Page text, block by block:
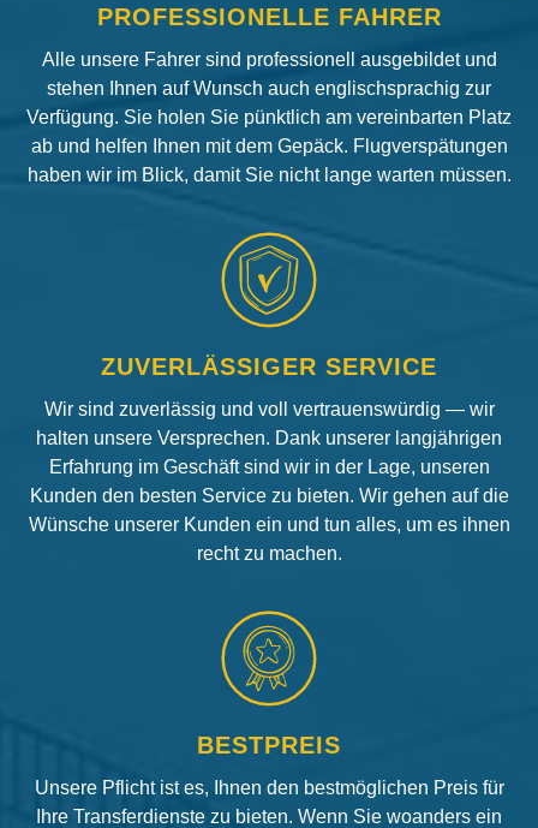
PROFESSIONELLE FAHRER
Alle unsere Fahrer sind professionell ausgebildet und
stehen Ihnen auf Wunsch auch englischsprachig zur
Verfügung. Sie holen Sie pünktlich am vereinbarten Platz
ab und helfen Ihnen mit dem Gepäck. Flugverspätungen
haben wir im Blick, damit Sie nicht lange warten müssen.
ZUVERLÄSSIGER SERVICE
Wir sind zuverlässig und voll vertrauenswürdig — wir
halten unsere Versprechen. Dank unserer langjährigen
Erfahrung im Geschäft sind wir in der Lage, unseren
Kunden den besten Service zu bieten. Wir gehen auf die
Wünsche unserer Kunden ein und tun alles, um es ihnen
recht zu machen.
BESTPREIS
Unsere Pflicht ist es, Ihnen den bestmöglichen Preis für
Ihre Transferdienste zu bieten. Wenn Sie woanders ein